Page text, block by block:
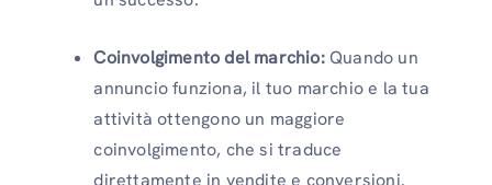
Coinvolgimento del marchio:Quando un
annuncio funziona, il tuo marchio e la tua
attività ottengono un maggiore
coinvolgimento, che si traduce
direttamente in vendite e conversioni.